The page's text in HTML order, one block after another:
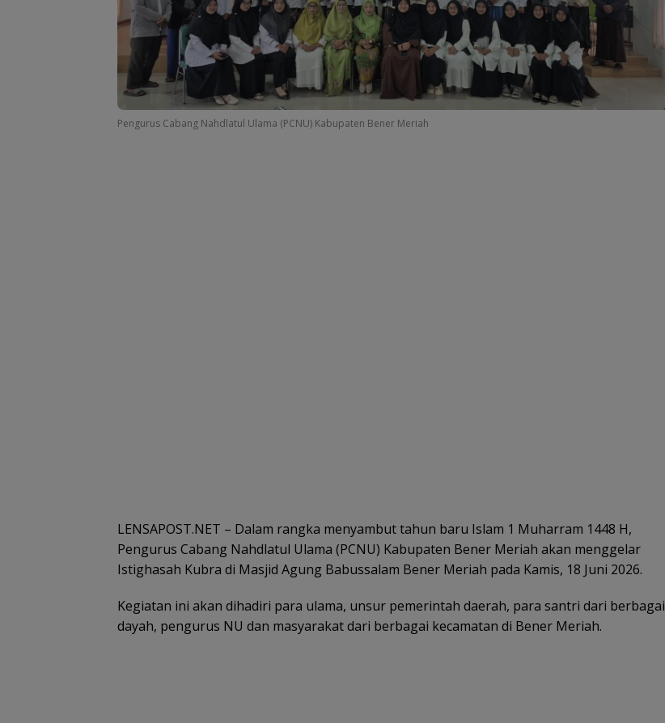
Pengurus Cabang Nahdlatul Ulama (PCNU) Kabupaten Bener Meriah
LENSAPOST.NET – Dalam rangka menyambut tahun baru Islam 1 Muharram 1448 H,
Pengurus Cabang Nahdlatul Ulama (PCNU) Kabupaten Bener Meriah akan menggelar
Istighasah Kubra di Masjid Agung Babussalam Bener Meriah pada Kamis, 18 Juni 2026.
Kegiatan ini akan dihadiri para ulama, unsur pemerintah daerah, para santri dari berbagai
dayah, pengurus NU dan masyarakat dari berbagai kecamatan di Bener Meriah.